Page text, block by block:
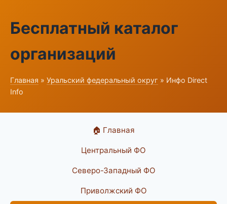
Бесплатный каталог
организаций
Главная » Уральский федеральный округ » Инфо Direct
Info
🏠 Главная
Центральный ФО
Северо-Западный ФО
Приволжский ФО